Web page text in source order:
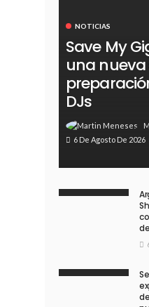
NOTICIAS
Save My
una
DJs
6 De Agosto De 2026